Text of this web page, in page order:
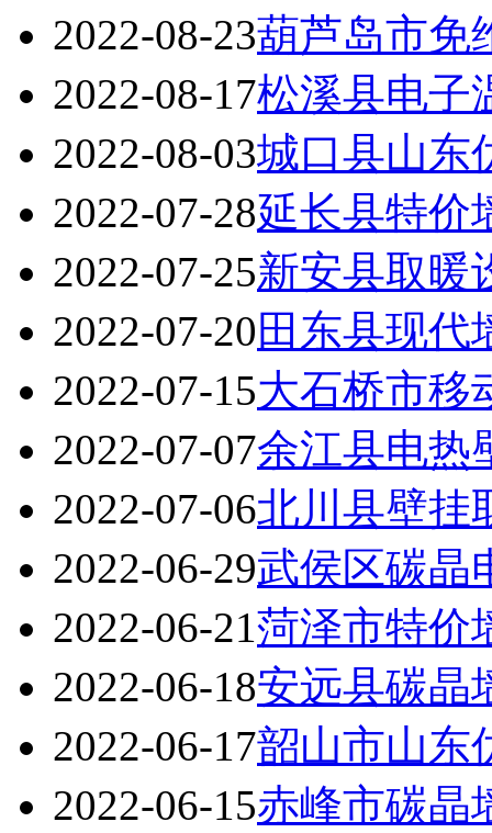
2022-08-23葫芦岛市免
2022-08-17松溪县电子
2022-08-03城口县山东
2022-07-28延长县特价
2022-07-25新安县取暖
2022-07-20田东县现代
2022-07-15大石桥市移
2022-07-07余江县电热
2022-07-06北川县壁挂
2022-06-29武侯区碳晶
2022-06-21菏泽市特价
2022-06-18安远县碳晶
2022-06-17韶山市山东
2022-06-15赤峰市碳晶